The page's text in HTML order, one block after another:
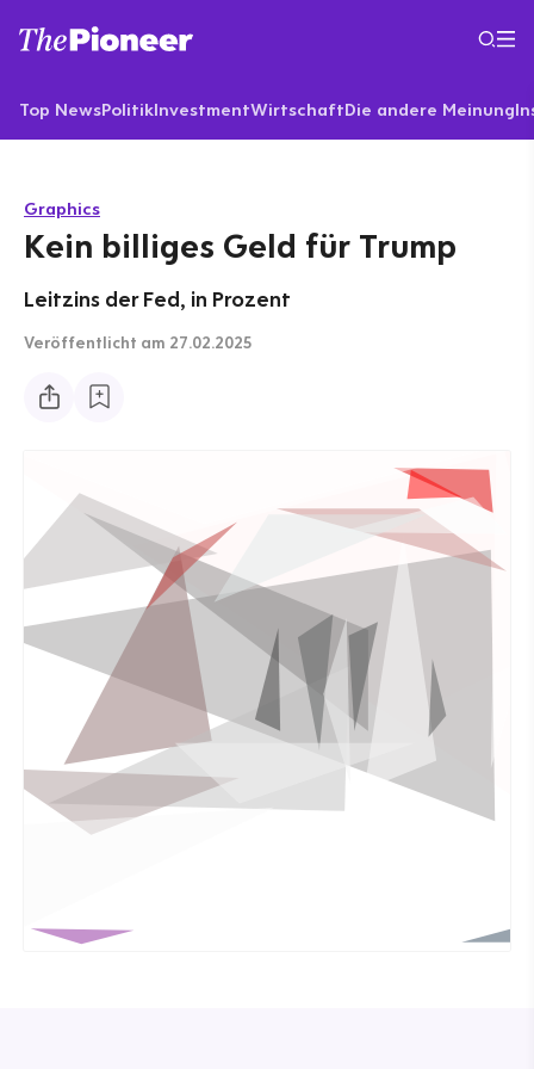
Top NewsPolitikInvestmentWirtschaftDie andere Meinung
Graphics
Kein billiges Geld für Trump
Leitzins der Fed, in Prozent
Veröffentlicht am 27.02.2025